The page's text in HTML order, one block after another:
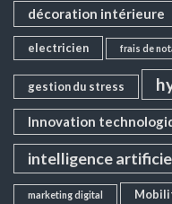
décoration intérieure
electricien frais de
gestion du stress
Innovation
intelligence
marketing digital